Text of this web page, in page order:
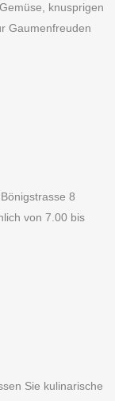
knusprigen
Gaumenfreuden
8
von 7.00 bis
Sie kulinarische